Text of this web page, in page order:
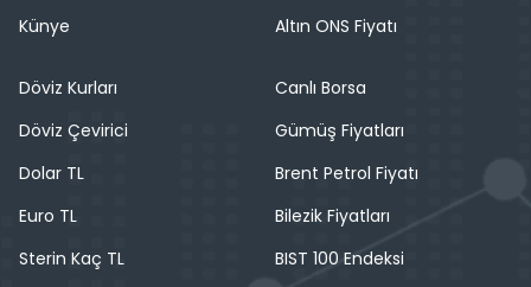
Künye
Altın ONS Fiyatı
Döviz Kurları
Döviz Çevirici
Dolar TL
Euro TL
Sterin Kaç TL
Canlı Borsa
Gümüş Fiyatları
Brent Petrol Fiyatı
Bilezik Fiyatları
BIST 100 Endeksi